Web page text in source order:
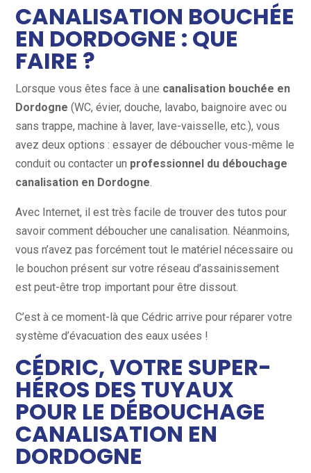
CANALISATION BOUCHÉE
EN DORDOGNE : QUE
FAIRE ?
Lorsque vous êtes face à une canalisation bouchée en
Dordogne (WC, évier, douche, lavabo, baignoire avec ou
sans trappe, machine à laver, lave-vaisselle, etc.), vous
avez deux options : essayer de déboucher vous-même le
conduit ou contacter un professionnel du débouchage
canalisation en Dordogne.
Avec Internet, il est très facile de trouver des tutos pour
savoir comment déboucher une canalisation. Néanmoins,
vous n’avez pas forcément tout le matériel nécessaire ou
le bouchon présent sur votre réseau d’assainissement
est peut-être trop important pour être dissout.
C’est à ce moment-là que Cédric arrive pour réparer votre
système d’évacuation des eaux usées !
CÉDRIC, VOTRE SUPER-
HÉROS DES TUYAUX
POUR LE DÉBOUCHAGE
CANALISATION EN
DORDOGNE